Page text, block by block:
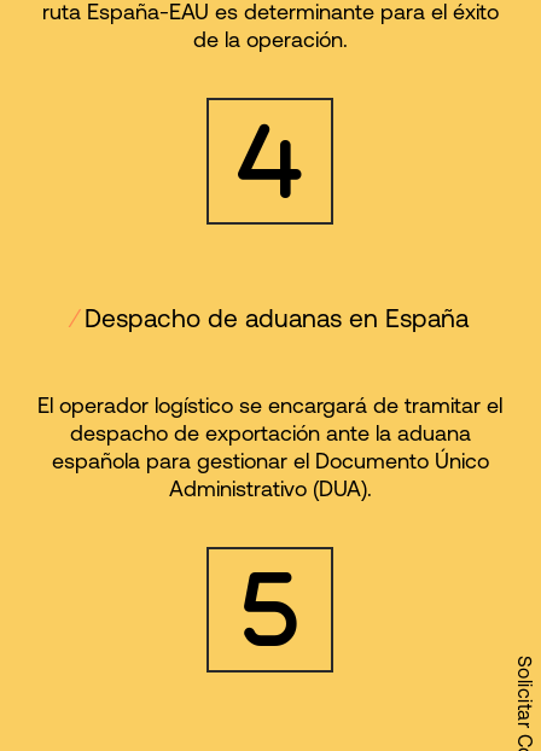
ruta España-EAU es determinante para el éxito
de la operación.
⁄Despacho de aduanas en España
El operador logístico se encargará de tramitar el
despacho de exportación ante la aduana
española para gestionar el Documento Único
Administrativo (DUA).